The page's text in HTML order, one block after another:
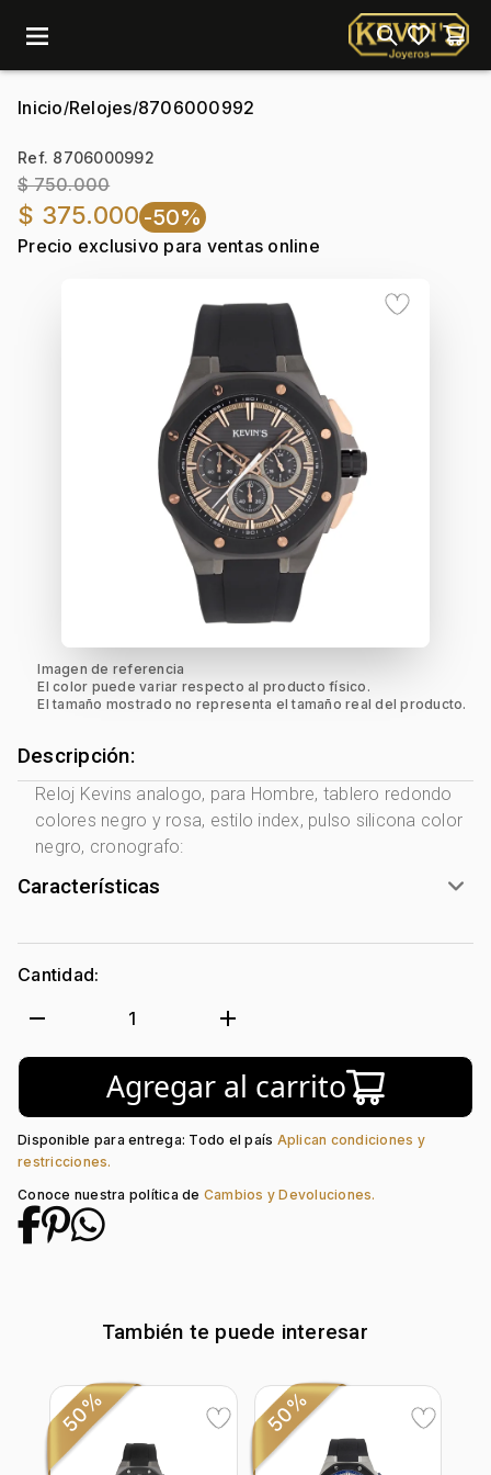
menu
Inicio/Relojes/8706000992
Ref. 8706000992
$ 750.000
$ 375.000-50%
Precio exclusivo para ventas online
Imagen de referencia
El color puede variar respecto al producto físico.
El tamaño mostrado no representa el tamaño real del producto.
Descripción:
Reloj Kevins analogo, para Hombre, tablero redondo
colores negro y rosa, estilo index, pulso silicona color
negro, cronografo:
Características
Marca: Kevins
Género:
Forma de caja:
Movimiento:
Color del Bisel: Negro
Color del tablero: Negro + Rosa
Color del Pulso:
Negro
Estilo de numeración:
Index
Material del pulso:
Cantidad:
remove 1 add
Agregar al carrito
Disponible para entrega: Todo el país Aplican condiciones y
restricciones.
Conoce nuestra política de Cambios y Devoluciones.
También te puede interesar
50% 50%